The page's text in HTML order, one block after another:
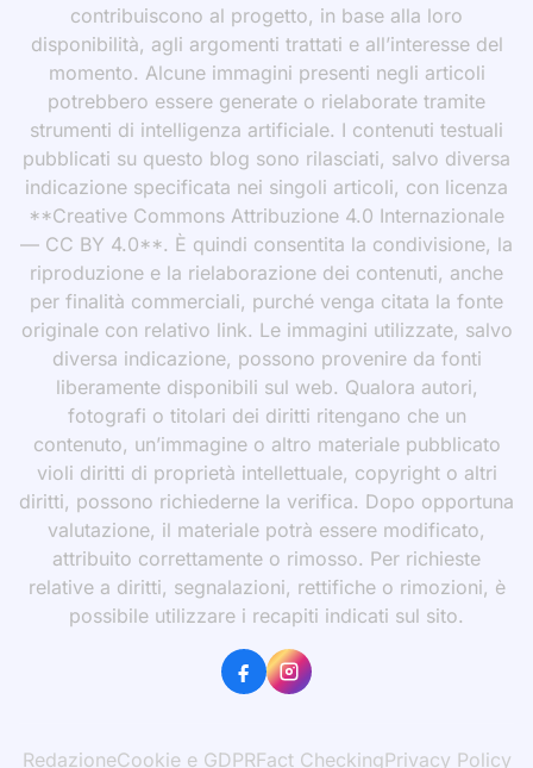
contribuiscono al progetto, in base alla loro
disponibilità, agli argomenti trattati e all’interesse del
momento. Alcune immagini presenti negli articoli
potrebbero essere generate o rielaborate tramite
strumenti di intelligenza artificiale. I contenuti testuali
pubblicati su questo blog sono rilasciati, salvo diversa
indicazione specificata nei singoli articoli, con licenza
**Creative Commons Attribuzione 4.0 Internazionale
— CC BY 4.0**. È quindi consentita la condivisione, la
riproduzione e la rielaborazione dei contenuti, anche
per finalità commerciali, purché venga citata la fonte
originale con relativo link. Le immagini utilizzate, salvo
diversa indicazione, possono provenire da fonti
liberamente disponibili sul web. Qualora autori,
fotografi o titolari dei diritti ritengano che un
contenuto, un’immagine o altro materiale pubblicato
violi diritti di proprietà intellettuale, copyright o altri
diritti, possono richiederne la verifica. Dopo opportuna
valutazione, il materiale potrà essere modificato,
attribuito correttamente o rimosso. Per richieste
relative a diritti, segnalazioni, rettifiche o rimozioni, è
possibile utilizzare i recapiti indicati sul sito.
RedazioneCookie e GDPRFact CheckingPrivacy Policy